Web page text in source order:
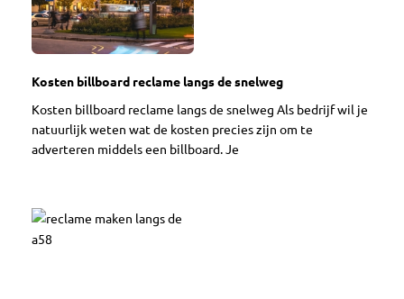
Kosten billboard reclame langs de snelweg
Kosten billboard reclame langs de snelweg Als bedrijf wil je
natuurlijk weten wat de kosten precies zijn om te
adverteren middels een billboard. Je